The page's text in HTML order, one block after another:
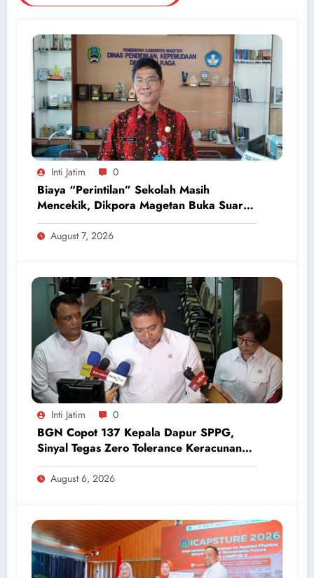
Inti Jatim 0
Biaya “Perintilan” Sekolah Masih
Mencekik, Dikpora Magetan Buka Suara
Soal Polemik Seragam dan Modul
August 7, 2026
Inti Jatim 0
BGN Copot 137 Kepala Dapur SPPG,
Sinyal Tegas Zero Tolerance Keracunan
Makanan dan Korupsi
August 6, 2026